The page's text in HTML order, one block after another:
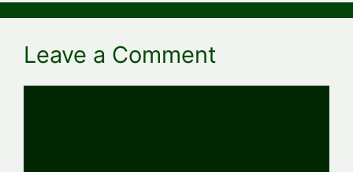
Leave a Comment